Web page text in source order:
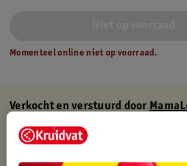
Momenteel online niet op voorraad.
Verkocht en verstuurd door
Binnen 1 werkdag verstuurd
Gratis thuisbezorgd
Gratis retourneren via verkooppartner.